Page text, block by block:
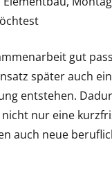
gut
später auch
entstehen.
nur eine
auch neue